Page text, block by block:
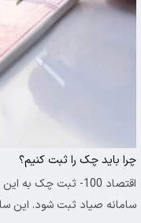
چرا باید چک را ثبت کنیم؟
اقتصاد 100- ثبت چک
سامانه صیاد ثبت شود. این